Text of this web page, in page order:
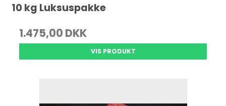
10 kg Luksuspakke
1.475,00 DKK
VIS PRODUKT